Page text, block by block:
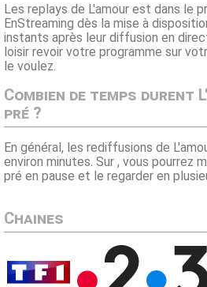
Les replays de L'amour est dans le
EnStreaming dès la mise à
instants après leur diffusion en
loisir revoir votre programme sur
le voulez.
Combien de temps durent
pré ?
En général, les rediffusions de
environ minutes. Sur , vous pourrez
pré en pause et le regarder en
Chaines